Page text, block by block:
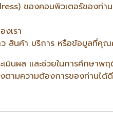
ของคอมพิวเตอร์ของท่าน
เรา
สินค้า บริการ หรือข้อมูลที่คุณ
เมินผล และช่วยในการศึกษ
ตามความต้องการของท่านได้